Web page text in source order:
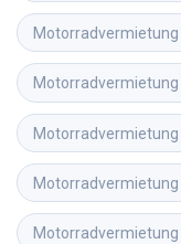
Motorradvermietung
Motorradvermietung
Motorradvermietung
Motorradvermietung
Motorradvermietung